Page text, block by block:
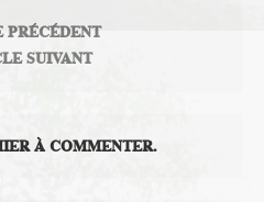
SUIVANT
À COMMENTER.